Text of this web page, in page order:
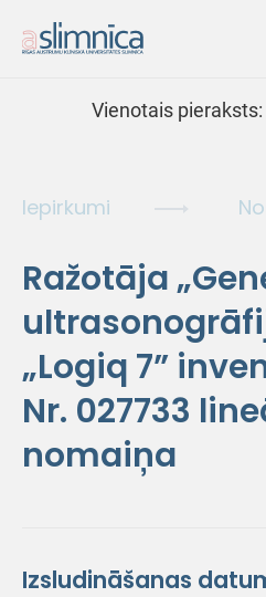
Vienotais pieraksts:
Iepirkumi
Ražotāja
„Logiq 7”
Nr. 027733
nomaiņa
Izsludināšanas